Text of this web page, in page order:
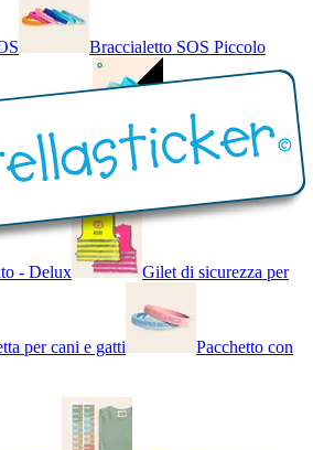
Braccialetto SOS Piccolo
- Bicolore Braccialetto SOS
- Delux Gilet di sicurezza per
per cani e gatti
Pacchetto con